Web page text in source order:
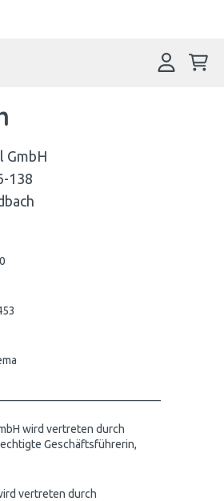
GmbH
138
wird vertreten durch
Geschäftsführerin,
vertreten durch